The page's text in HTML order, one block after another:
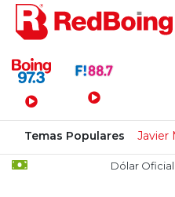
Menú
Temas Populares Javier
Dólar Oficial: